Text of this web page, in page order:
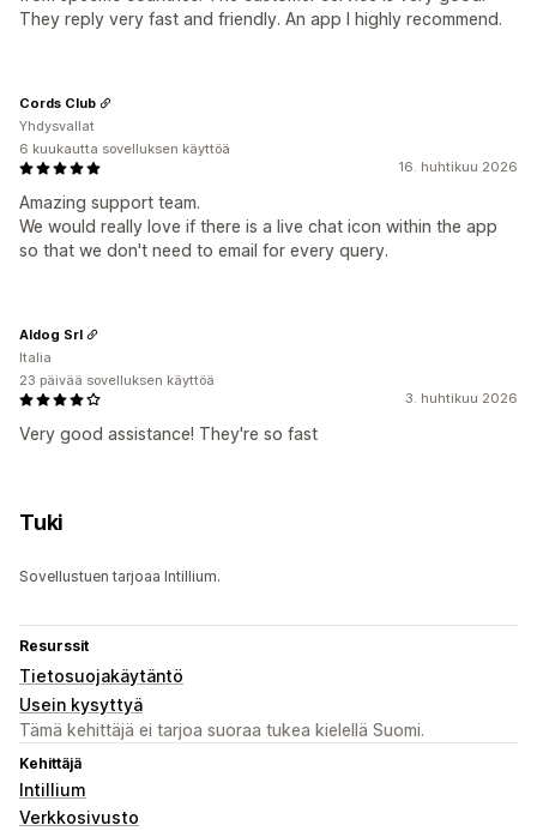
They reply very fast and friendly. An app I highly recommend.
16. huhtikuu 2026
Amazing support team.
We would really love if there is a live chat icon within the app
so that we don't need to email for every query.
Cords Club
Yhdysvallat
6 kuukautta sovelluksen käyttöä
3. huhtikuu 2026
Very good assistance! They're so fast
Aldog Srl
Italia
23 päivää sovelluksen käyttöä
Tuki
Sovellustuen tarjoaa Intillium.
Resurssit
Tietosuojakäytäntö
Usein kysyttyä
Tämä kehittäjä ei tarjoa suoraa tukea kielellä Suomi.
Kehittäjä
Intillium
Verkkosivusto